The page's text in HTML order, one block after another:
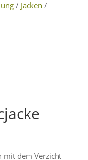
/ Jacken /
mit dem Verzicht